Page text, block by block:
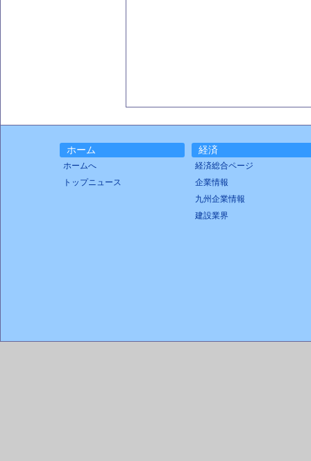
ホーム
ホームへ
トップニュース
経済
経済総合ページ
企業情報
九州企業情報
建設業界